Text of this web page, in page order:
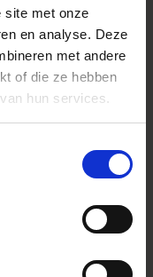
site met onze
en analyse. Deze
met andere
of die ze hebben
hun services.
calculated by L-Mount.
L-Mount Trademark is a
Trademark of Leica
AG. About Product Name:
is designed to deliver the
with full-frame sensors,
when the lens design is